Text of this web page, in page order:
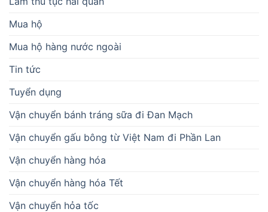
Mua hộ
Mua hộ hàng nước ngoài
Tin tức
Tuyển dụng
Vận chuyển bánh tráng sữa đi Đan Mạch
Vận chuyển gấu bông từ Việt Nam đi Phần Lan
Vận chuyển hàng hóa
Vận chuyển hàng hóa Tết
Vận chuyển hỏa tốc